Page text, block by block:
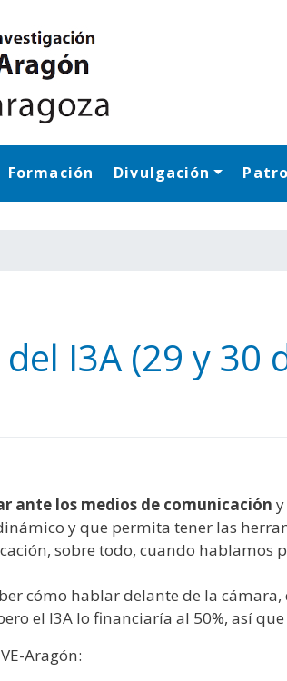
Navegación
Formación Divulgación
I3A (29 y 30
ante los medios de comunicación
y que permita tener las
sobre todo, cuando hablamos
cómo hablar delante de la
el I3A lo financiaría al 50%, así
Aragón: